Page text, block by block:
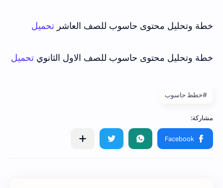
خطة وتحليل محتوى حاسوب للصف العاشر تحميل
خطة وتحليل محتوى حاسوب للصف الاول الثانوي تحميل
#خطط حاسوب